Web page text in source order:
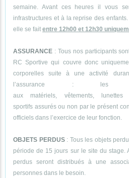
semaine. Avant ces heures il vous
infrastructures et à la reprise des
elle se fait entre 12h00 et 12h30
ASSURANCE : Tous nos participants
RC Sportive qui couvre donc
corporelles suite à une activité
l’assurance : les
aux matériels, vêtements,
sportifs assurés ou non par le présent
officiels dans l’exercice de leur fonction.
OBJETS PERDUS: Tous les objets
période de 15 jours sur le site du stage.
perdus seront distribués à une
personnes dans le besoin.